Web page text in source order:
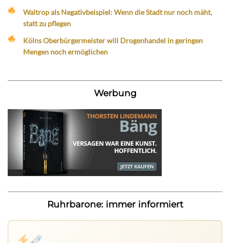
Waltrop als Negativbeispiel: Wenn die Stadt nur noch mäht,
statt zu pflegen
Kölns Oberbürgermeister will Drogenhandel in geringen
Mengen noch ermöglichen
Werbung
Ruhrbarone: immer informiert